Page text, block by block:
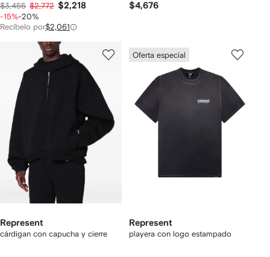
$3,455 $2,772 $2,218
-15%-20%
Recíbelo por$2,061
$4,676
Represent
cárdigan con capucha y cierre
Oferta especial
Represent
playera con logo estampado